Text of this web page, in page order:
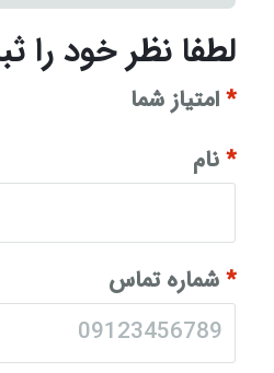
لطفا نظر خود را
*امتیاز شما
*نام
*شماره تماس